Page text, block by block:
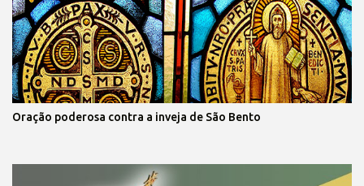
Oração poderosa contra a inveja de São Bento